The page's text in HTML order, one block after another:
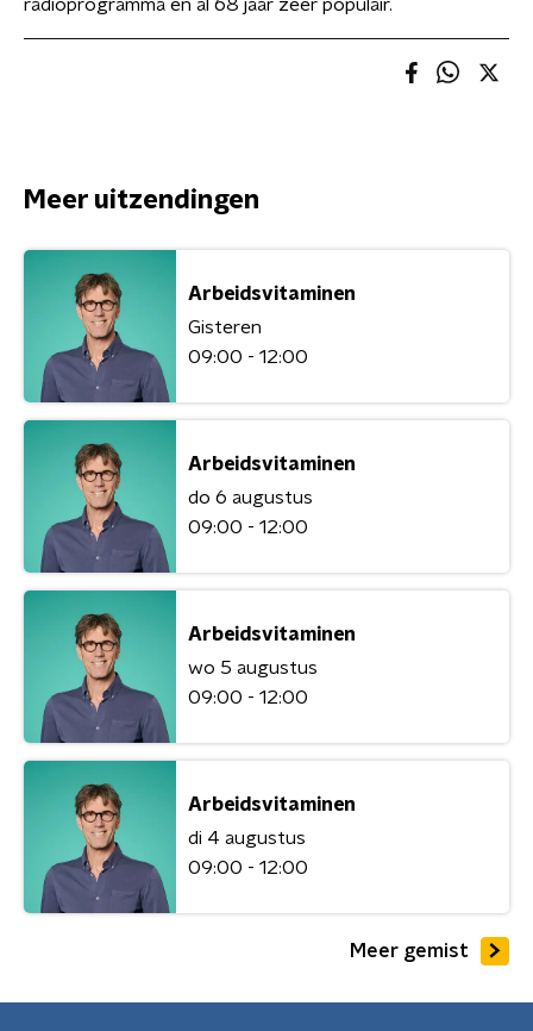
radioprogramma en al 68 jaar zeer populair.
Meer uitzendingen
Arbeidsvitaminen
Gisteren
09:00 - 12:00
Arbeidsvitaminen
do 6 augustus
09:00 - 12:00
Arbeidsvitaminen
wo 5 augustus
09:00 - 12:00
Arbeidsvitaminen
di 4 augustus
09:00 - 12:00
Meer gemist